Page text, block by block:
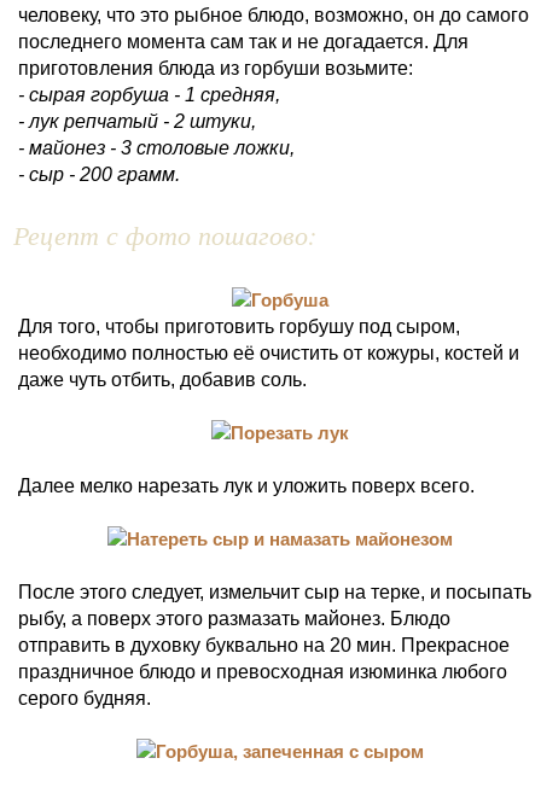
человеку, что это рыбное блюдо, возможно, он до самого
последнего момента сам так и не догадается. Для
приготовления блюда из горбуши возьмите:
- сырая горбуша - 1 средняя,
- лук репчатый - 2 штуки,
- майонез - 3 столовые ложки,
- сыр - 200 грамм.
Рецепт с фото пошагово:
Для того, чтобы приготовить горбушу под сыром,
необходимо полностью её очистить от кожуры, костей и
даже чуть отбить, добавив соль.
Далее мелко нарезать лук и уложить поверх всего.
После этого следует, измельчит сыр на терке, и посыпать
рыбу, а поверх этого размазать майонез. Блюдо
отправить в духовку буквально на 20 мин. Прекрасное
праздничное блюдо и превосходная изюминка любого
серого будняя.